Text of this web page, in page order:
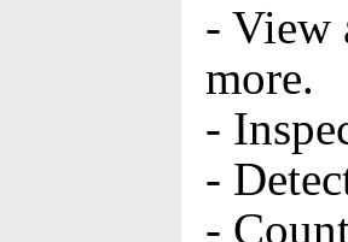
- View
more.
-
-
-